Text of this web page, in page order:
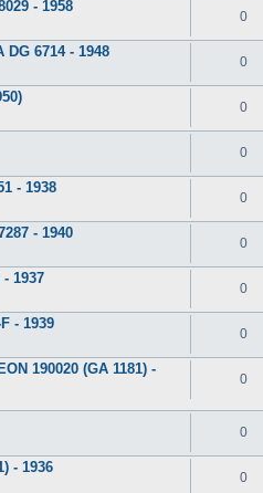
- 1958
0
6714 - 1948
0
0
0
- 1938
0
- 1940
0
1937
0
- 1939
0
190020 (GA 1181) -
0
0
- 1936
0